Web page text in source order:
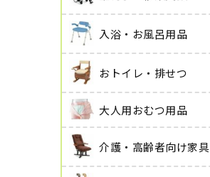
入浴・お風呂用品
おトイレ・排せつ
大人用おむつ用品
介護・高齢者向け家具